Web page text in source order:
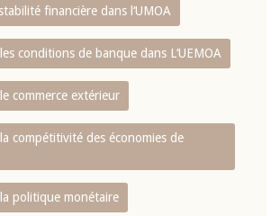
financière dans l‘UMOA
conditions de banque dans L‘UEMOA
commerce extérieur
compétitivité des économies de
politique monétaire